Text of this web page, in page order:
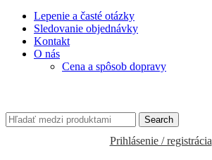
Lepenie a časté otázky
Sledovanie objednávky
Kontakt
O nás
Cena a spôsob dopravy
Search
Prihlásenie / registrácia